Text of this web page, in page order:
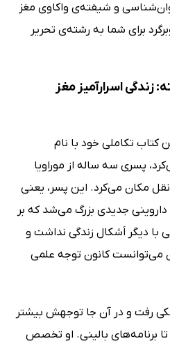
و شیفته‌ی واکاوی مغز
برای شما به رشته‌ی تحریر
زندگی اسرارآمیز مغز
کتاب تکاملی خود با نام
پسری سه ساله از موراویا
مکان می‌کرد. این پسر، یعنی
داروینی جدیدی بزرگ می‌شد که بر
با دیگر اَشکال زندگی نداشت و
می‌توانست کانون توجه علمی
رفت و در آن جا توجهش بیشتر
بالینی. او تخصص